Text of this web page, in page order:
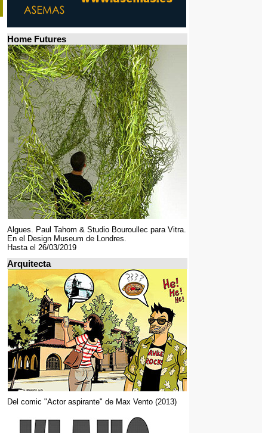
Home Futures
Algues. Paul Tahom & Studio Bouroullec para Vitra.
En el Design Museum de Londres.
Hasta el 26/03/2019
Arquitecta
Del comic "Actor aspirante" de Max Vento (2013)